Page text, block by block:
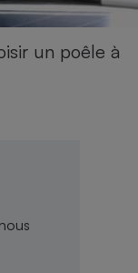
un poêle à